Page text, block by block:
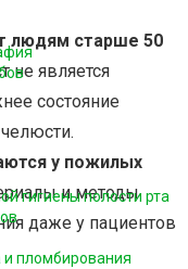
гигиены полости рта
и пломбирования
людям старше 50
не является
состояние
у пожилых
и методы
даже у пациентов